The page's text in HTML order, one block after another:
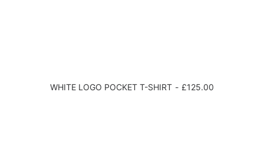
WHITE LOGO POCKET T-SHIRT £125.00